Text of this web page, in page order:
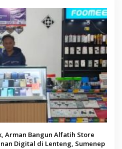
Arman Bangun Alfatih Store
Digital di Lenteng, Sumenep